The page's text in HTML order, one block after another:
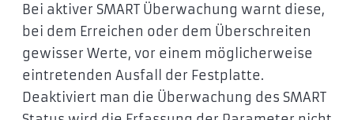
Bei aktiver SMART Überwachung warnt diese,
bei dem Erreichen oder dem Überschreiten
gewisser Werte, vor einem möglicherweise
eintretenden Ausfall der Festplatte.
Deaktiviert man die Überwachung des SMART